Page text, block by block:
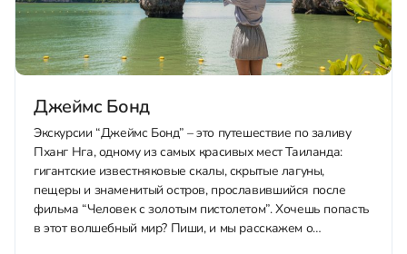
Джеймс Бонд
Экскурсии “Джеймс Бонд” – это путешествие по заливу
Пханг Нга, одному из самых красивых мест Таиланда:
гигантские известняковые скалы, скрытые лагуны,
пещеры и знаменитый остров, прославившийся после
фильма “Человек с золотым пистолетом”. Хочешь попасть
в этот волшебный мир? Пиши, и мы расскажем о